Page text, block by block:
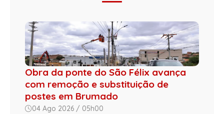
Obra da ponte do São Félix avança
com remoção e substituição de
postes em Brumado
04 Ago 2026 / 05h00